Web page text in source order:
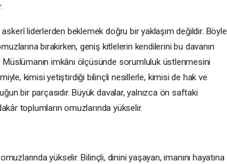
liderlerden beklemek doğru bir yaklaşım değildir. Böyle
bırakırken, geniş kitlelerin kendilerini bu davanın
imkânı ölçüsünde sorumluluk üstlenmesini
kimisi yetiştirdiği bilinçli nesillerle, kimisi de hak ve
bir parçasıdır. Büyük davalar, yalnızca ön saftaki
toplumların omuzlarında yükselir.
yükselir. Bilinçli, dinini yaşayan, imanını hayatına